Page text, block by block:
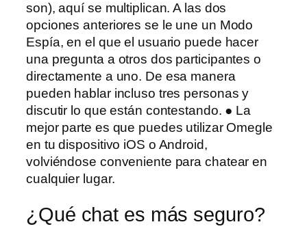
son), aquí se multiplican. A las dos
opciones anteriores se le une un Modo
Espía, en el que el usuario puede hacer
una pregunta a otros dos participantes o
directamente a uno. De esa manera
pueden hablar incluso tres personas y
discutir lo que están contestando. ● La
mejor parte es que puedes utilizar Omegle
en tu dispositivo iOS o Android,
volviéndose conveniente para chatear en
cualquier lugar.
¿Qué chat es más seguro?